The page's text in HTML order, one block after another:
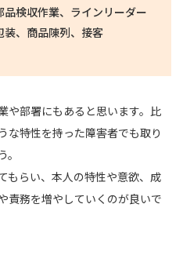
検収作業、ラインリーダー
、商品陳列、接客
や部署にもあると思います。比
な特性を持った障害者でも取り
もらい、本人の特性や意欲、成
責務を増やしていくのが良いで